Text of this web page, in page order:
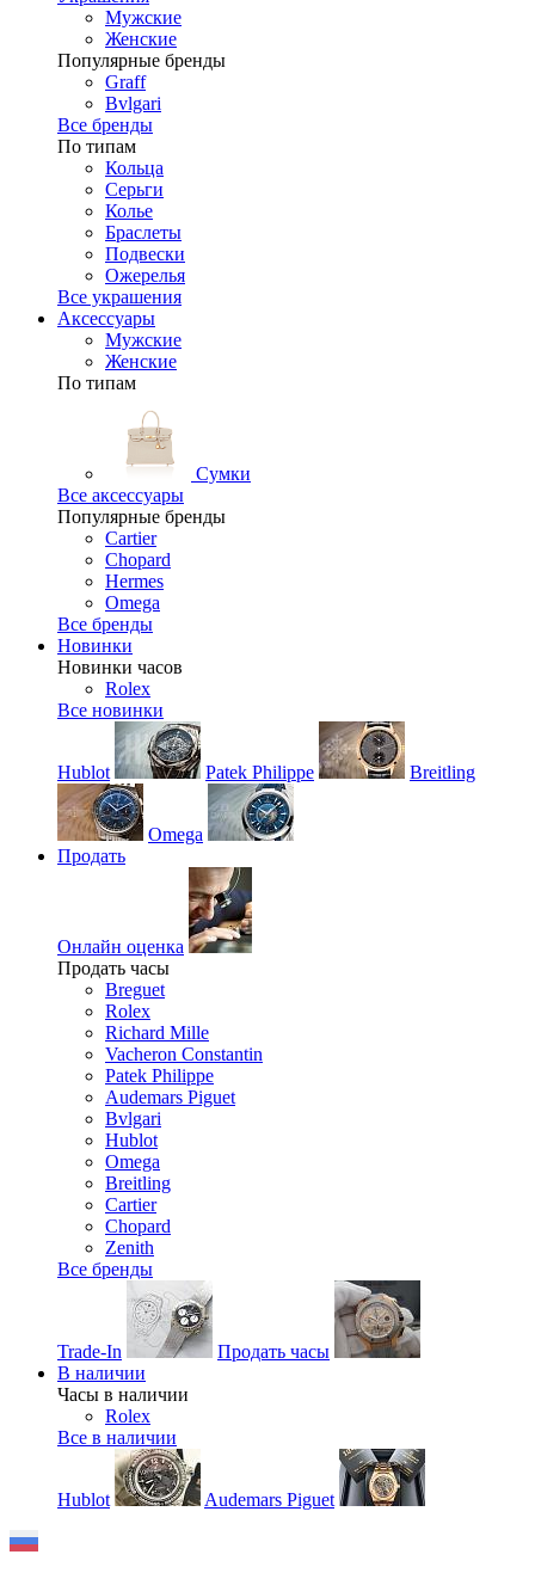
Мужские
Женские
Популярные бренды
Graff
Bvlgari
Все бренды
По типам
Кольца
Серьги
Колье
Браслеты
Подвески
Ожерелья
Все украшения
Аксессуары
Мужские
Женские
По типам
Сумки
Все аксессуары
Популярные бренды
Cartier
Chopard
Hermes
Omega
Все бренды
Новинки
Новинки часов
Rolex
Все новинки
Hublot Patek Philippe Breitling
Omega
Продать
Онлайн оценка
Продать часы
Breguet
Rolex
Richard Mille
Vacheron Constantin
Patek Philippe
Audemars Piguet
Bvlgari
Hublot
Omega
Breitling
Cartier
Chopard
Zenith
Все бренды
Trade-In
Продать часы
В наличии
Часы в наличии
Rolex
Все в наличии
Hublot Audemars Piguet